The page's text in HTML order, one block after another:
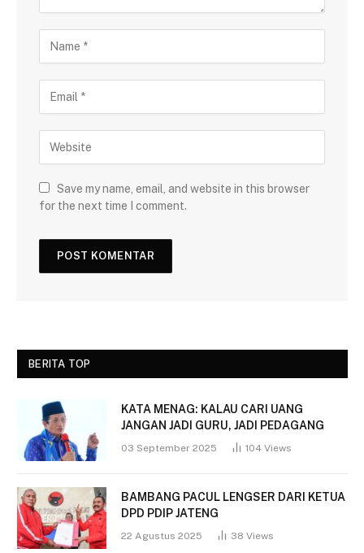
Save my name, email, and website in this browser
for the next time I comment.
BERITA TOP
KATA MENAG: KALAU CARI UANG
JANGAN JADI GURU, JADI PEDAGANG
03 September 2025 104 Views
BAMBANG PACUL LENGSER DARI KETUA
DPD PDIP JATENG
22 Agustus 2025 38 Views